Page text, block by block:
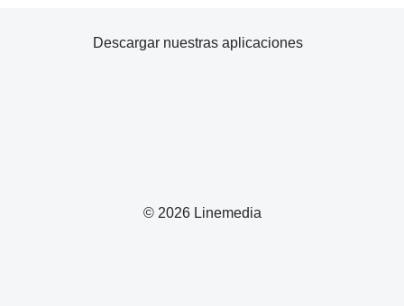
© 2026 Linemedia
Descargar nuestras aplicaciones